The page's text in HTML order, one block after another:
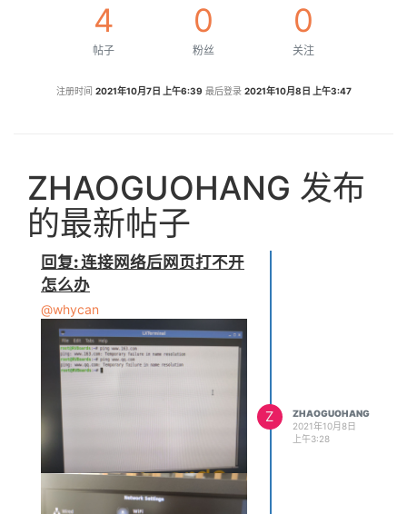
4
帖子
0
粉丝
0
关注
注册时间 2021年10月7日 上午6:39 最后登录 2021年10月8日 上午3:47
ZHAOGUOHANG 发布
的最新帖子
回复: 连接网络后网页打不开
怎么办
@whycan
Z
ZHAOGUOHANG
2021年10月8日
上午3:28